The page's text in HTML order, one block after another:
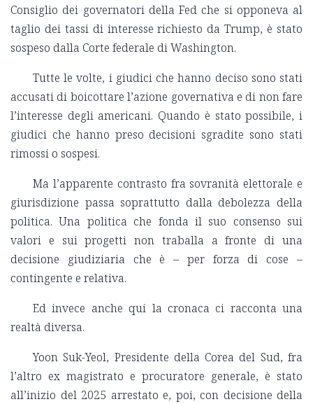
Consiglio dei governatori della Fed che si opponeva al
taglio dei tassi di interesse richiesto da Trump, è stato
sospeso dalla Corte federale di Washington.
Tutte le volte, i giudici che hanno deciso sono stati
accusati di boicottare l’azione governativa e di non fare
l’interesse degli americani. Quando è stato possibile, i
giudici che hanno preso decisioni sgradite sono stati
rimossi o sospesi.
Ma l’apparente contrasto fra sovranità elettorale e
giurisdizione passa soprattutto dalla debolezza della
politica. Una politica che fonda il suo consenso sui
valori e sui progetti non traballa a fronte di una
decisione giudiziaria che è – per forza di cose –
contingente e relativa.
Ed invece anche qui la cronaca ci racconta una
realtà diversa.
Yoon Suk-Yeol, Presidente della Corea del Sud, fra
l’altro ex magistrato e procuratore generale, è stato
all’inizio del 2025 arrestato e, poi, con decisione della